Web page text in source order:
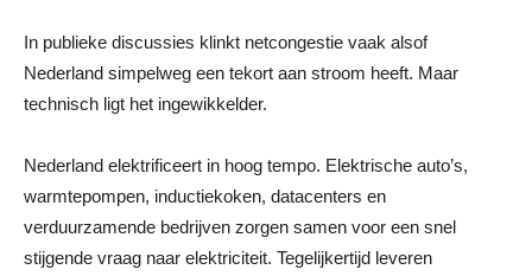
In publieke discussies klinkt netcongestie vaak alsof
Nederland simpelweg een tekort aan stroom heeft. Maar
technisch ligt het ingewikkelder.
Nederland elektrificeert in hoog tempo. Elektrische auto’s,
warmtepompen, inductiekoken, datacenters en
verduurzamende bedrijven zorgen samen voor een snel
stijgende vraag naar elektriciteit. Tegelijkertijd leveren